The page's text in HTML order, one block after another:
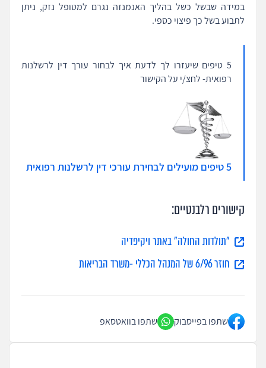
במידה שבשל כשל בהליך האנמנזה נגרם למטופל נזק, ניתן
לתבוע בשל כך פיצוי כספי.
5 טיפים שיעזרו לך לדעת איך לבחור עורך דין לרשלנות
רפואית- לחצ/י על הקישור
5 טיפים מועילים לבחירת עורכי דין לרשלנות רפואית
קישורים רלבנטיים:
"תולדות החולה" באתר ויקיפדיה
חוזר 6/96 של המנהל הכללי -משרד הבריאות
שתפו בפייסבוק שתפו בוואטסאפ